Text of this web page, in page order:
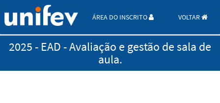
ÁREA DO INSCRITO VOLTAR
2025 - EAD - Avaliação e gestão de sala de
aula.